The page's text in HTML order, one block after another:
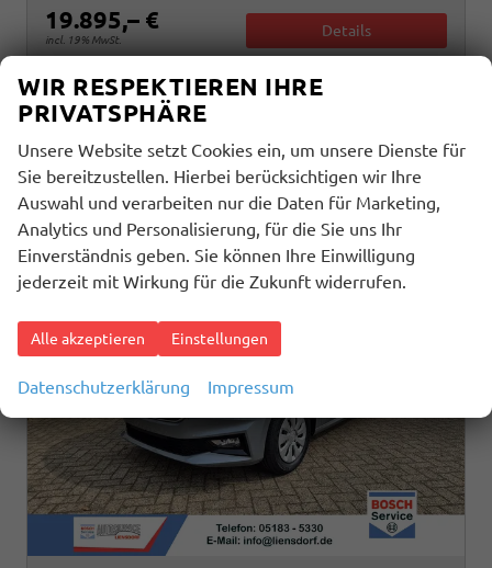
19.895,– €
incl. 19% MwSt.
Details
Verbrauch kombiniert:5,50 l/100km
CO 2 -Klasse: D
CO -Emissionen:123,00 g/km
WIR RESPEKTIEREN IHRE
PRIVATSPHÄRE
Unsere Website setzt Cookies ein, um unsere Dienste für
Sie bereitzustellen. Hierbei berücksichtigen wir Ihre
Auswahl und verarbeiten nur die Daten für Marketing,
Analytics und Personalisierung, für die Sie uns Ihr
Einverständnis geben. Sie können Ihre Einwilligung
jederzeit mit Wirkung für die Zukunft widerrufen.
Alle akzeptieren Einstellungen
Datenschutzerklärung Impressum